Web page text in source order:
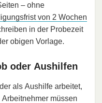
– ohne
von 2 Wochen
in der Probezeit
obigen Vorlage.
oder Aushilfen
als Aushilfe arbeitet,
müssen